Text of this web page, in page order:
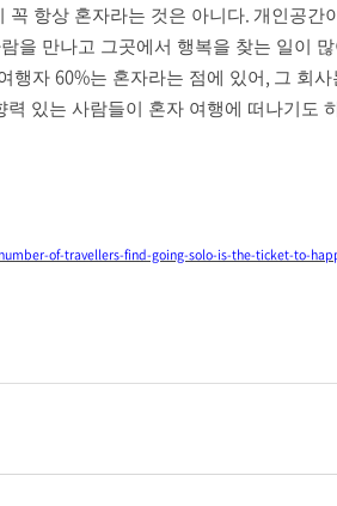
꼭 항상 혼자라는 것은 아니다. 개인공간
을 만나고 그곳에서 행복을 찾는 일이
행자 60%는 혼자라는 점에 있어 , 그 회
력 있는 사람들이 혼자 여행에 떠나기도
of-travellers-find-going-solo-is-the-ticket-to-